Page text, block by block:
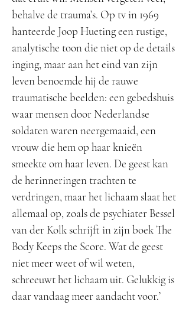
behalve de trauma’s. Op tv in 1969
hanteerde Joop Hueting een rustige,
analytische toon die niet op de details
inging, maar aan het eind van zijn
leven benoemde hij de rauwe
traumatische beelden: een gebedshuis
waar mensen door Nederlandse
soldaten waren neergemaaid, een
vrouw die hem op haar knieën
smeekte om haar leven. De geest kan
de herinneringen trachten te
verdringen, maar het lichaam slaat het
allemaal op, zoals de psychiater Bessel
van der Kolk schrijft in zijn boek The
Body Keeps the Score. Wat de geest
niet meer weet of wil weten,
schreeuwt het lichaam uit. Gelukkig is
daar vandaag meer aandacht voor.’